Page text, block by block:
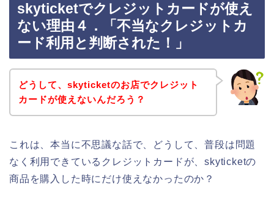
skyticketでクレジットカードが使え
ない理由４．「不当なクレジットカ
ード利用と判断された！」
どうして、skyticketのお店でクレジット
カードが使えないんだろう？
これは、本当に不思議な話で、どうして、普段は問題
なく利用できているクレジットカードが、skyticketの
商品を購入した時にだけ使えなかったのか？